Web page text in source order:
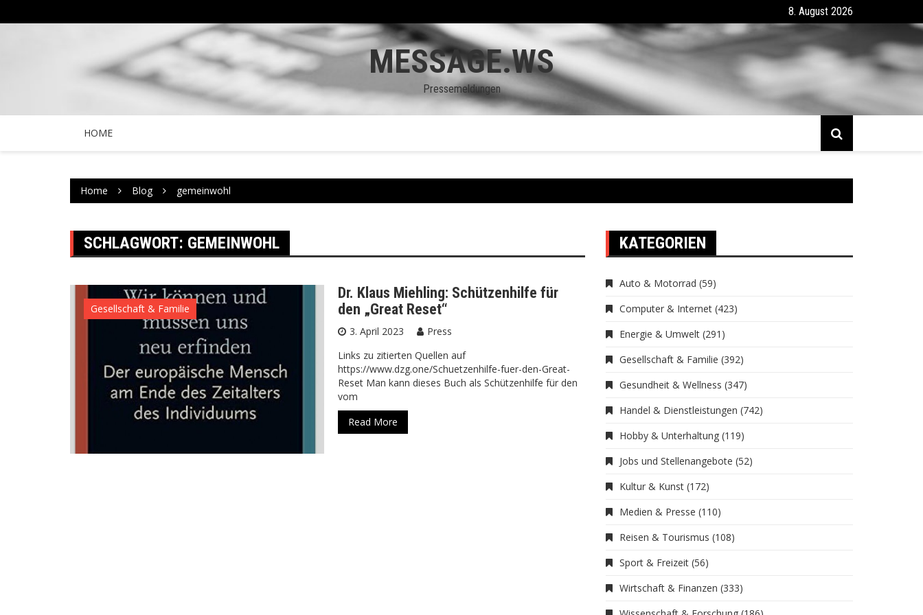
to
8. August 2026
MESSAGE.WS
Pressemeldungen
HOME
Home Blog gemeinwohl
SCHLAGWORT: GEMEINWOHL
Gesellschaft & Familie
Dr. Klaus Miehling: Schützenhilfe für
den „Great Reset“
3. April 2023
Press
Links zu zitierten Quellen auf
https://www.dzg.one/Schuetzenhilfe-fuer-den-Great-
Reset Man kann dieses Buch als Schützenhilfe für den
vom
Read More
KATEGORIEN
Auto & Motorrad (59)
Computer & Internet (423)
Energie & Umwelt (291)
Gesellschaft & Familie (392)
Gesundheit & Wellness (347)
Handel & Dienstleistungen (742)
Hobby & Unterhaltung (119)
Jobs und Stellenangebote (52)
Kultur & Kunst (172)
Medien & Presse (110)
Reisen & Tourismus (108)
Sport & Freizeit (56)
Wirtschaft & Finanzen (333)